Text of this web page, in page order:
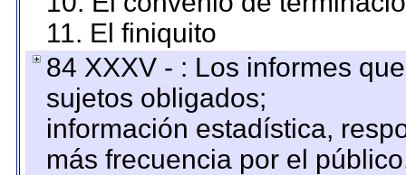
11. El finiquito
84 XXXV - : Los informes
sujetos obligados;
información estadística,
más frecuencia por el